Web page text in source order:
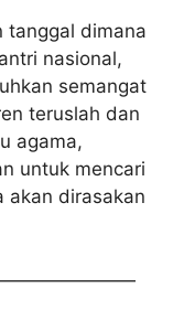
tanggal dimana
nasional,
semangat
teruslah dan
agama,
untuk mencari
akan dirasakan